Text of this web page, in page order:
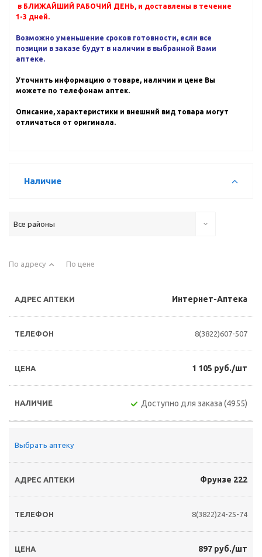
в БЛИЖАЙШИЙ РАБОЧИЙ ДЕНЬ, и доставлены в течение
1-3 дней.
Возможно уменьшение сроков готовности, если все
позиции в заказе будут в наличии в выбранной Вами
аптеке.
Уточнить информацию о товаре, наличии и цене Вы
можете по телефонам аптек.
Описание, характеристики и внешний вид товара могут
отличаться от оригинала.
Наличие
Все районы
По адресу По цене
Интернет-Аптека
8(3822)607-507
1 105 руб./шт
Доступно для заказа (4955)
Выбрать аптеку
Фрунзе 222
8(3822)24-25-74
897 руб./шт